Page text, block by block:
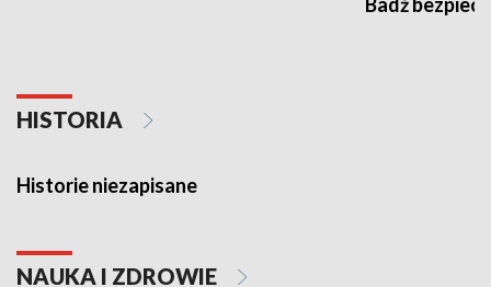
HISTORIA
Historie niezapisane
NAUKA I ZDROWIE